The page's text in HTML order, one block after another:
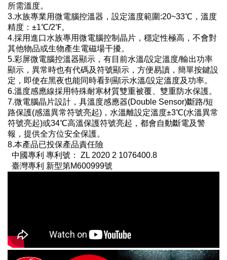
所需溫度。
3.水族專業用微電腦控溫器，設定溫度範圍:20~33℃，溫度
精度：±1℃/2℉。
4.採用進口水族專用微電腦控制晶片，穩定性極高，不會對
其他物品或生物產生電磁場干擾。
5.彩屏微電腦控溫器顯示，有目前水溫/設定溫度/輸出功率
顯示，異常時也有代碼及符號顯示，方便易讀，簡單按鍵設
定，即使在黑夜也能同時看到顯示水溫/設定溫度及功率。
6.溫度感應線採用特殊耐寒材質雙重被覆、雙重防水保護。
7.微電腦晶片設計，具溫度感應器(Double Sensor)斷路/短
路保護(感溫異常符號亮起)，水溫離設定溫度±3℃(水溫異常
符號亮起)或34℃高溫保護符號亮起，都會自動斷電及警
報，提供全方位安全保護。
8.本產品已投保產品責任險
中國專利 專利號： ZL 2020 2 1076400.8
臺灣專利 新型第M600999號